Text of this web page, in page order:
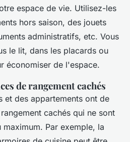
espace de vie. Utilisez-les
hors saison, des jouets
administratifs, etc. Vous
le lit, dans les placards ou
économiser de l'espace.
de rangement cachés
et des appartements ont de
cachés qui ne sont
Par exemple, la